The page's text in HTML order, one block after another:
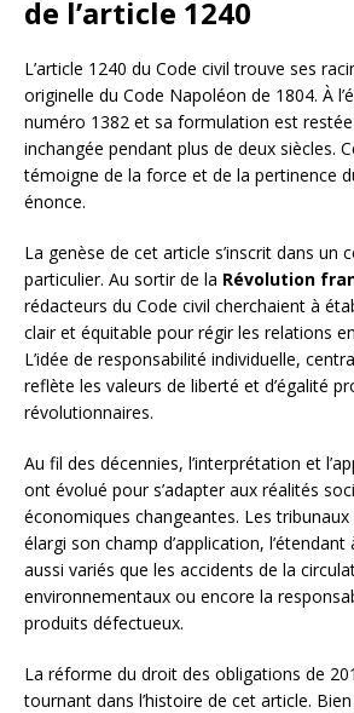
de l’article 1240
L’article 1240 du Code civil trouve ses
originelle du Code Napoléon de 1804. À
numéro 1382 et sa formulation est
inchangée pendant plus de deux siècles.
témoigne de la force et de la pertinence
énonce.
La genèse de cet article s’inscrit dans un
particulier. Au sortir de la Révolution
rédacteurs du Code civil cherchaient à
clair et équitable pour régir les relations
L’idée de responsabilité individuelle,
reflète les valeurs de liberté et d’égalité
révolutionnaires.
Au fil des décennies, l’interprétation et
ont évolué pour s’adapter aux réalités
économiques changeantes. Les
élargi son champ d’application,
aussi variés que les accidents de la
environnementaux ou encore la
produits défectueux.
La réforme du droit des obligations de
tournant dans l’histoire de cet article.